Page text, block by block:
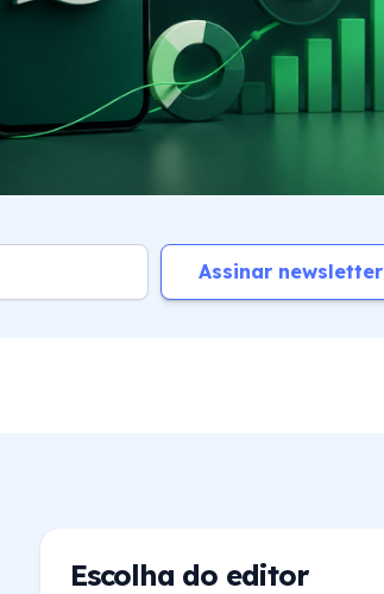
Assinar newsletter
Escolha do editor